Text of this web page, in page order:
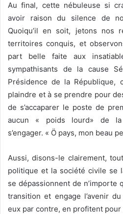
Au final, cette nébuleuse si
avoir raison du silence de
Quoiqu’il en soit, jetons nos
territoires conquis, et
part belle faite aux
sympathisants de la cause
Présidence de la République,
plaindre et à se prendre pour
de s’accaparer le poste de
aucun « poids lourd» de la
s’engager. « Ö pays, mon beau
Aussi, disons-le clairement,
politique et la société civile se
se dépassionnent de n’importe
transition et engage l’avenir
eux par contre, en profitent